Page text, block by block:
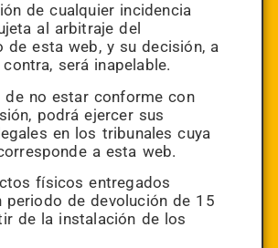
de cualquier incidencia
al arbitraje del
de esta web, y su decisión, a
será inapelable.
de no estar conforme con
podrá ejercer sus
en los tribunales cuya
a esta web.
físicos entregados
periodo de devolución de 15
de la instalación de los